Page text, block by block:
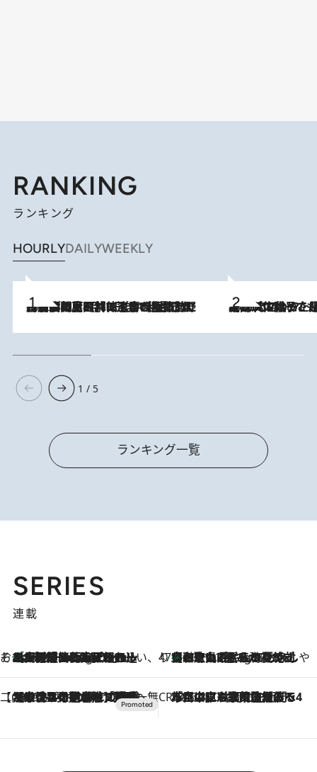
RANKING
ランキング
HOURLYDAILYWEEKLY
2026.8.8
「最後に見られてよかった」上野動物園の東園パンダ舎が解体前に特別公開。8月16日まで延長されたパネル展と共に辿る“半世紀”のパンダ飼育《解体工事の図面あり》 2026.8.5
【阿川佐和子さんの年とる力】なぜ70代で始めた趣味は“こんなに楽しい”のか？ ピアノ、俳句…スランプに陥っても続けられる“ある秘訣”とは
1 / 5
ランキング一覧
SERIES
連載
そおだよおこの関西おいしい、おやつ紀行10 Hours Ago
［大阪府箕面市］一皿一皿目の前で仕上げられる、料理を巧みに組み込んだアシェットデセールコース「ミチル アシェット デセール（Michiru assiette dessert）」 47都道府県の手みやげ ひんやりスイーツで夏を満喫
10 Hours Ago
【和歌山県】この夏絶対食べたい 冷やしておいしいおやつ3選 みかんがごろっと丸ごと入ったジュレ
【CREA×星野リゾート】唯一無二。癒しと発見が待つ場所へ
2026.8.7
【トンボの足水浴】ヒノキの香りに包まれて涼感マックス！約13℃の湧水かけ流しを避暑地「星野温泉 トンボの湯」で体験 CREA'S CHOICE
2026.8.7
「立川にも歌舞伎があるんだよ」 片岡仁左衛門・市川中車ら豪華座組みで4年目の立川立飛歌舞伎へ